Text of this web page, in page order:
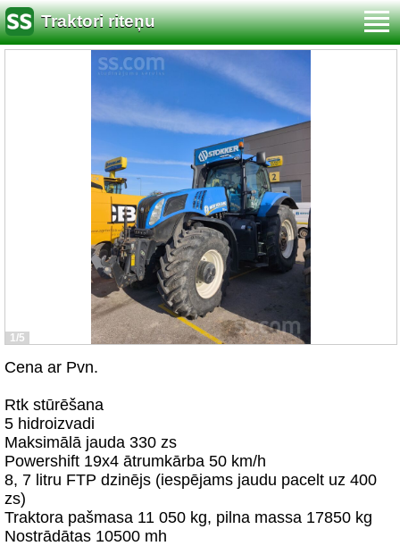
Traktori riteņu
1/5
Cena ar Pvn.
Rtk stūrēšana
5 hidroizvadi
Maksimālā jauda 330 zs
Powershift 19x4 ātrumkārba 50 km/h
8, 7 litru FTP dzinējs (iespējams jaudu pacelt uz 400
zs)
Traktora pašmasa 11 050 kg, pilna massa 17850 kg
Nostrādātas 10500 mh